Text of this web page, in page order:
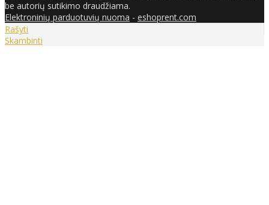
be autorių sutikimo draudžiama.
Elektroninių parduotuvių nuoma - eshoprent.com
Rašyti
Skambinti